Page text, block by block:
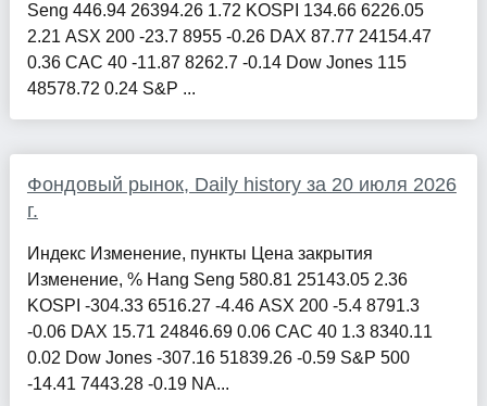
Seng 446.94 26394.26 1.72 KOSPI 134.66 6226.05
2.21 ASX 200 -23.7 8955 -0.26 DAX 87.77 24154.47
0.36 CAC 40 -11.87 8262.7 -0.14 Dow Jones 115
48578.72 0.24 S&P ...
Фондовый рынок, Daily history за 20 июля 2026
г.
Индекс Изменение, пункты Цена закрытия
Изменение, % Hang Seng 580.81 25143.05 2.36
KOSPI -304.33 6516.27 -4.46 ASX 200 -5.4 8791.3
-0.06 DAX 15.71 24846.69 0.06 CAC 40 1.3 8340.11
0.02 Dow Jones -307.16 51839.26 -0.59 S&P 500
-14.41 7443.28 -0.19 NA...